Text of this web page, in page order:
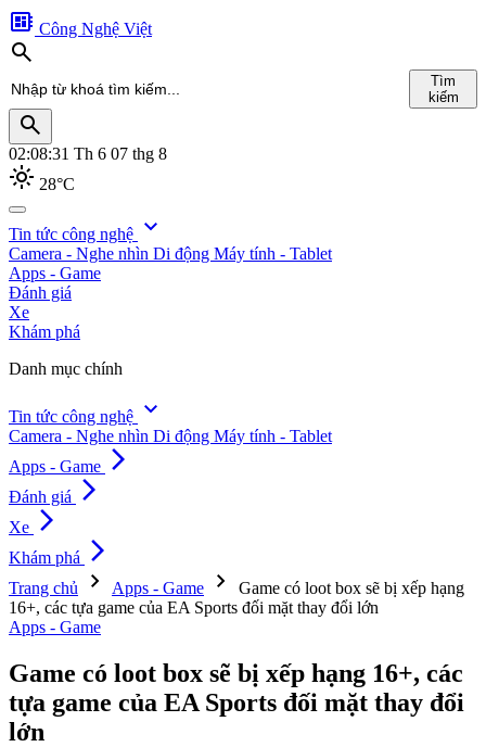
developer_board Công Nghệ Việt
search
Tìm
kiếm
search
02:08:32 Th 6 07 thg 8
light_mode 28°C
search
Tin tức công nghệ expand_more
Camera - Nghe nhìn Di động Máy tính - Tablet
Apps - Game
Đánh giá
Xe
Khám phá
Danh mục chính
Tin tức công nghệ expand_more
Camera - Nghe nhìn Di động Máy tính - Tablet
Apps - Game arrow_forward_ios
Đánh giá arrow_forward_ios
Xe arrow_forward_ios
Khám phá arrow_forward_ios
Trang chủ chevron_right Apps - Game chevron_right
Game có loot box sẽ bị xếp hạng
16+, các tựa game của EA Sports đối mặt thay đổi lớn
Apps - Game
Game có loot box sẽ bị xếp hạng 16+, các
tựa game của EA Sports đối mặt thay đổi
lớn